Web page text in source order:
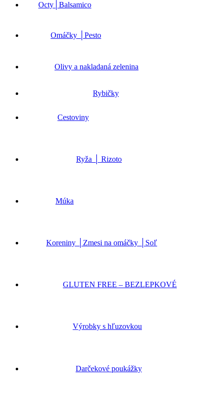
Octy│Balsamico
Omáčky │Pesto
Olivy a nakladaná zelenina
Rybičky
Cestoviny
Ryža │ Rizoto
Múka
Koreniny │Zmesi na omáčky │Soľ
GLUTEN FREE – BEZLEPKOVÉ
Výrobky s hľuzovkou
Darčekové poukážky